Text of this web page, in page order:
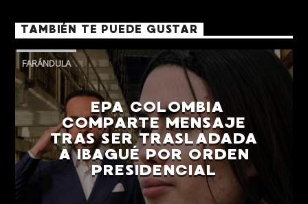
TAMBIÉN TE PUEDE GUSTAR
FARÁNDULA
EPA COLOMBIA
COMPARTE MENSAJE
TRAS SER TRASLADADA
A IBAGUÉ POR ORDEN
PRESIDENCIAL